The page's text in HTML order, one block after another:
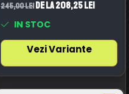
245,00 Leide la 208,25 Lei
IN STOC
Vezi Variante